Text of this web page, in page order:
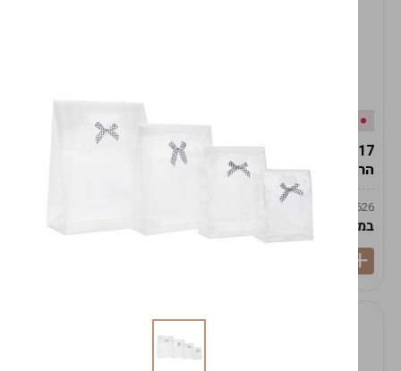
19617-2/17-אגרטל
הרמס 19ס"מ -לבן נקי
9009492379626
במארז
19617/6-אגרטל הרמס
19ס"מ -לבן מנוקד